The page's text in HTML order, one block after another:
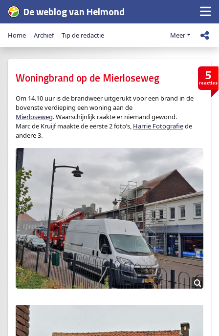
De weblog van Helmond
Home Archief Tip de redactie Meer
5
reacties
Woningbrand op de Mierloseweg
Om 14.10 uur is de brandweer uitgerukt voor een brand in de
bovenste verdieping een woning aan de
Mierloseweg. Waarschijnlijk raakte er niemand gewond.
Marc de Kruijf maakte de eerste 2 foto’s, Harrie Fotografiede
andere 3.